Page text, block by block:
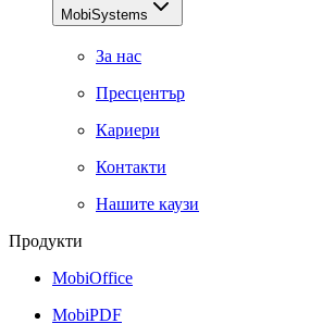
MobiSystems
За нас
Пресцентър
Кариери
Контакти
Нашите каузи
Продукти
MobiOffice
MobiPDF